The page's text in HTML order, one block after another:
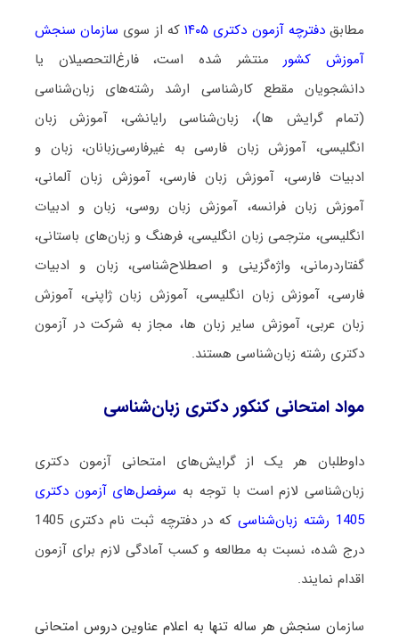
مطابقدفترچه آزمون دکتری ۱۴۰۵ که از سوی سازمان سنجش
آموزش کشورمنتشر شده است، فارغ‌التحصیلان یا
دانشجویان مقطع کارشناسی ارشد رشته‌های زبان‌شناسی
(تمام گرایش ها)، زبان‌شناسی رایانشی، آموزش زبان
انگلیسی، آموزش زبان فارسی به غیرفارسی‌زبانان، زبان و
ادبیات فارسی، آموزش زبان فارسی، آموزش زبان آلمانی،
آموزش زبان فرانسه، آموزش زبان روسی، زبان و ادبیات
انگلیسی، مترجمی زبان انگلیسی، فرهنگ و زبان‌های باستانی،
گفتاردرمانی، واژه‌گزینی و اصطلاح‌شناسی، زبان و ادبیات
فارسی، آموزش زبان انگلیسی، آموزش زبان ژاپنی، آموزش
زبان عربی، آموزش سایر زبان ها، مجاز به شرکت در آزمون
دکتری رشته زبان‌شناسی هستند.
مواد امتحانی کنکور دکتری زبان‌شناسی
داوطلبان هر یک از گرایش‌های امتحانی آزمون دکتری
زبان‌شناسی لازم است با توجه به سرفصل‌های آزمون دکتری
1405 رشته زبان‌شناسی
که در دفترچه ثبت نام دکتری 1405
درج شده، نسبت به مطالعه و کسب آمادگی لازم برای آزمون
اقدام نمایند.
سازمان سنجش هر ساله تنها به اعلام عناوین دروس امتحانی